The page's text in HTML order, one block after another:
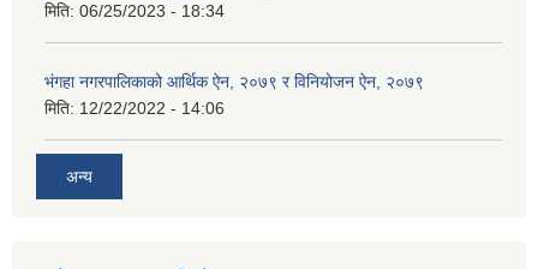
मिति: 06/25/2023 - 18:34
भंगहा नगरपालिकाको आर्थिक ऐन, २०७९ र विनियोजन ऐन, २०७९
मिति: 12/22/2022 - 14:06
अन्य